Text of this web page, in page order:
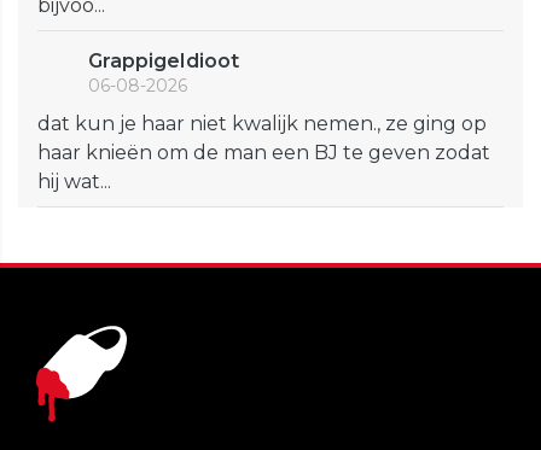
bijvoo...
GrappigeIdioot
06-08-2026
dat kun je haar niet kwalijk nemen., ze ging op
haar knieën om de man een BJ te geven zodat
hij wat...